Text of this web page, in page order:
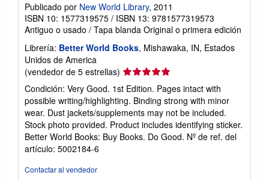
Publicado por New World Library, 2011
ISBN 10: 1577319575 / ISBN 13: 9781577319573
Antiguo o usado / Tapa blanda Original o primera edición
Librería: Better World Books, Mishawaka, IN, Estados
Unidos de America
(vendedor de 5 estrellas) Calificación
del
vendedor:
5
de
5
estrellas
Condición: Very Good. 1st Edition. Pages intact with
possible writing/highlighting. Binding strong with minor
wear. Dust jackets/supplements may not be included.
Stock photo provided. Product includes identifying sticker.
Better World Books: Buy Books. Do Good. Nº de ref. del
artículo: 5002184-6
Contactar al vendedor